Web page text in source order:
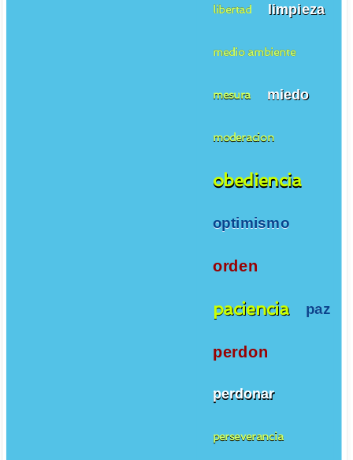
libertad limpieza
medio ambiente
mesura miedo
moderacion
obediencia
optimismo
orden
paciencia paz
perdon
perdonar
perseverancia